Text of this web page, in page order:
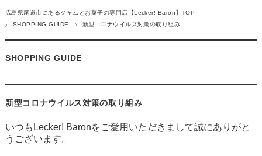
広島県尾道市にあるジャムとお菓子の専門店【Lecker! Baron】TOP
SHOPPING GUIDE
新型コロナウイルス対策の取り組み
SHOPPING GUIDE
新型コロナウイルス対策の取り組み
いつもLecker! Baronをご愛用いただきまして誠にありがと
うございます。